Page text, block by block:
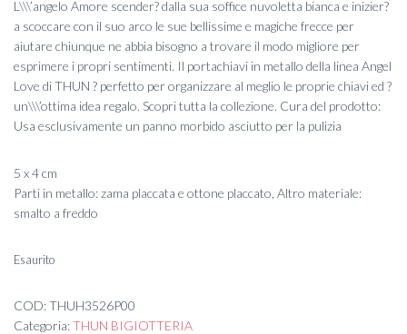
L\\\’angelo Amore scender? dalla sua soffice nuvoletta bianca e inizier?
a scoccare con il suo arco le sue bellissime e magiche frecce per
aiutare chiunque ne abbia bisogno a trovare il modo migliore per
esprimere i propri sentimenti. Il portachiavi in metallo della linea Angel
Love di THUN ? perfetto per organizzare al meglio le proprie chiavi ed ?
un\\\’ottima idea regalo. Scopri tutta la collezione. Cura del prodotto:
Usa esclusivamente un panno morbido asciutto per la pulizia
5 x 4 cm
Parti in metallo: zama placcata e ottone placcato, Altro materiale:
smalto a freddo
Esaurito
COD:THUH3526P00
Categoria:THUN BIGIOTTERIA